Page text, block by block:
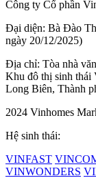
Công ty Cổ phần
Đại diện: Bà Đào
ngày 20/12/2025)
Địa chỉ: Tòa nhà
Khu đô thị sinh thái
Long Biên, Thành
2024 Vinhomes
Hệ sinh thái:
VINFAST
VINWONDERS